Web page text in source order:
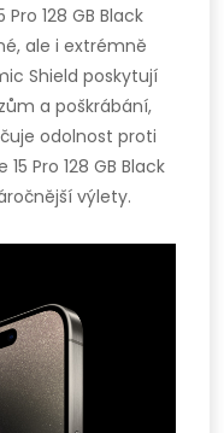
128 GB Black
ale i extrémně
Shield poskytují
a poškrábání,
odolnost proti
Pro 128 GB Black
výlety.